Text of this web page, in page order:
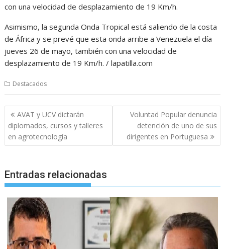
con una velocidad de desplazamiento de 19 Km/h.
Asimismo, la segunda Onda Tropical está saliendo de la costa
de África y se prevé que esta onda arribe a Venezuela el día
jueves 26 de mayo, también con una velocidad de
desplazamiento de 19 Km/h. / lapatilla.com
Destacados
Navegación
de
entradas
AVAT y UCV dictarán
diplomados, cursos y talleres
en agrotecnología
Voluntad Popular denuncia
detención de uno de sus
dirigentes en Portuguesa
Entradas relacionadas